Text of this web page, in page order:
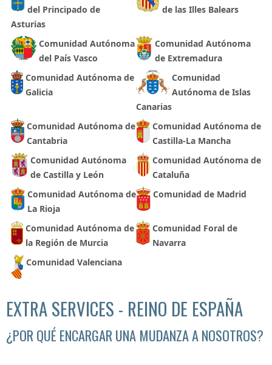
del Principado de
Asturias
de las Illes Balears
Comunidad Autónoma
del País Vasco
Comunidad Autónoma
de Extremadura
Comunidad Autónoma de
Galicia
Comunidad
Autónoma de Islas
Canarias
Comunidad Autónoma de
Cantabria
Comunidad Autónoma de
Castilla-La Mancha
Comunidad Autónoma
de Castilla y León
Comunidad Autónoma de
Cataluña
Comunidad Autónoma de
La Rioja
Comunidad de Madrid
Comunidad Autónoma de
la Región de Murcia
Comunidad Foral de
Navarra
Comunidad Valenciana
EXTRA SERVICES - REINO DE ESPAÑA
¿POR QUÉ ENCARGAR UNA MUDANZA A NOSOTROS?